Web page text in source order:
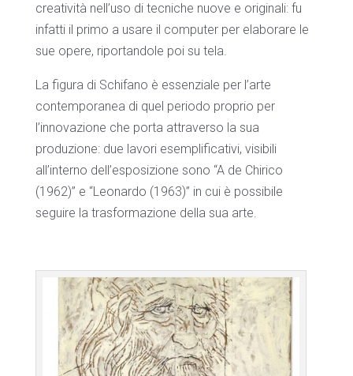
creatività nell’uso di tecniche nuove e originali: fu
infatti il primo a usare il computer per elaborare le
sue opere, riportandole poi su tela.
La figura di Schifano è essenziale per l’arte
contemporanea di quel periodo proprio per
l’innovazione che porta attraverso la sua
produzione: due lavori esemplificativi, visibili
all’interno dell’esposizione sono “A de Chirico
(1962)” e “Leonardo (1963)” in cui è possibile
seguire la trasformazione della sua arte.